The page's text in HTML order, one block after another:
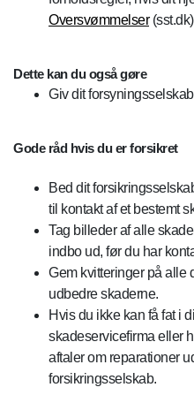
Oversvømmelser
Dette kan du også gøre
Giv dit
Gode råd hvis du er forsikret
Bed dit
til kontakt af et bestemt
Tag billeder af alle
indbo ud, før du har
Gem kvitteringer på alle
udbedre skaderne.
Hvis du ikke kan få fat i
skadeservicefirma eller
aftaler om reparationer
forsikringsselskab.